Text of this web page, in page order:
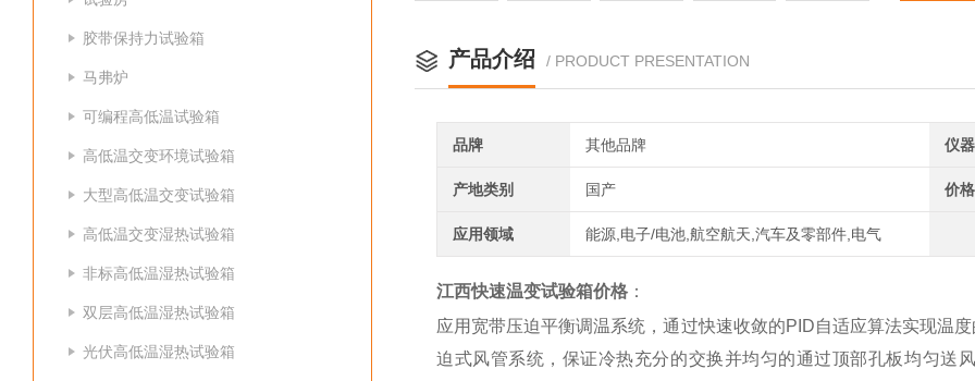
胶带保持力试验箱
马弗炉
可编程高低温试验箱
高低温交变环境试验箱
大型高低温交变试验箱
高低温交变湿热试验箱
非标高低温湿热试验箱
双层高低温湿热试验箱
光伏高低温湿热试验箱
产品介绍 / PRODUCT PRESENTATION
品牌 其他品牌 仪
产地类别 国产 价
应用领域 能源,电子/电池,航空航天,汽车及零部件,电气
江西快速温变试验箱价格 ：
应用宽带压迫平衡调温系统，通过快速收敛的PID自适应算法实现温
迫式风管系统，保证冷热充分的交换并均匀的通过顶部孔板均匀送